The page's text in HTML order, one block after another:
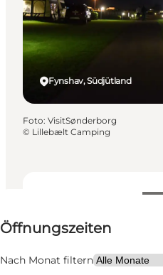
Öffnungszeiten
Öffnungszeiten
Nach Monat filtern
75 units
Website besuchen
Fynshav, Südjütland
Foto: VisitSønderborg
© Lillebælt Camping